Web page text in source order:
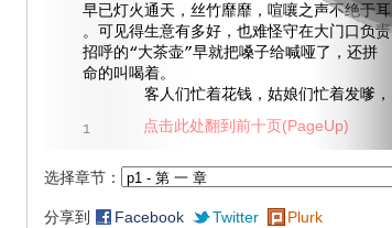
早已灯火通天，丝竹靡靡，喧嚷之声不绝于耳
。可见得生意有多好，也难怪守在大门口负责
招呼的“大茶壶”早就把嗓子给喊哑了，还拼
命的叫喝着。
客人们忙着花钱，姑娘们忙着发嗲，
1
选择章节：
分享到 Facebook Twitter Plurk
点击此处翻到前十页(PageUp)